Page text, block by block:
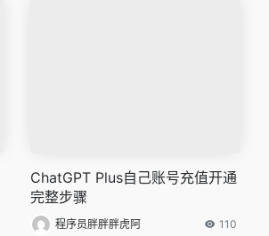
ChatGPT Plus自己账号充值开通
完整步骤
程序员胖胖胖虎阿 110